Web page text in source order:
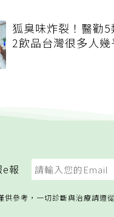
狐臭味炸裂！醫勸5
2飲品台灣很多人幾
報
供參考，一切診斷與治療請遵